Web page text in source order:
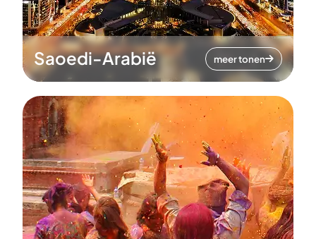
Saoedi-Arabië meer tonen